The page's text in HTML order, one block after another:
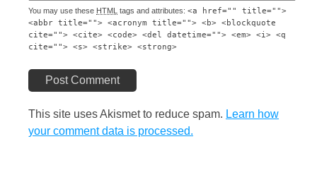
You may use these HTML tags and attributes: <a href="" title="">
<abbr title=""> <acronym title=""> <b> <blockquote
cite=""> <cite> <code> <del datetime=""> <em> <i> <q
cite=""> <s> <strike> <strong>
Post Comment
This site uses Akismet to reduce spam. Learn how
your comment data is processed.